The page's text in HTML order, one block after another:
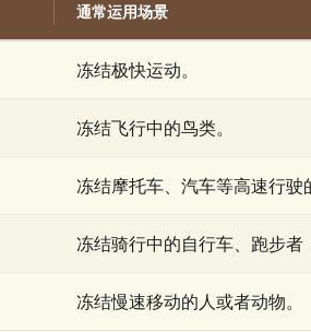
通常运用场景
冻结极快运动。
冻结飞行中的鸟类。
冻结摩托车、汽车等高速行驶
冻结骑行中的自行车、跑步者
冻结慢速移动的人或者动物。